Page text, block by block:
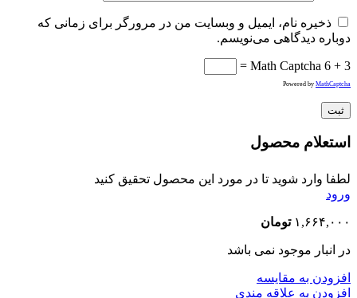
ذخیره نام، ایمیل و وبسایت من در مرورگر برای زمانی که
دوباره دیدگاهی می‌نویسم.
Math Captcha 6 + 3 =
Powered by MathCaptcha
استعلام محصول
لطفا وارد شوید تا در مورد این محصول تحقیق کنید
ورود
۱,۶۶۴,۰۰۰ تومان
در انبار موجود نمی باشد
افزودن به مقایسه
افزودن به علاقه مندی